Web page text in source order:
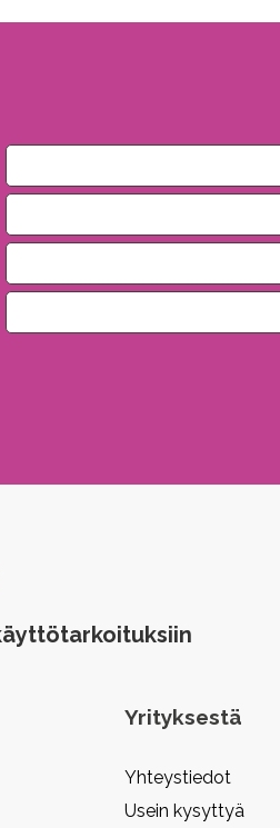
Yrityksestä
Yhteystiedot
Usein kysyttyä